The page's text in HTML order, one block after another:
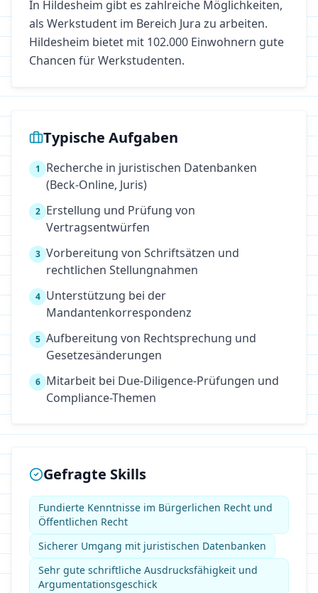
In Hildesheim gibt es zahlreiche Möglichkeiten,
als Werkstudent im Bereich Jura zu arbeiten.
Hildesheim bietet mit 102.000 Einwohnern gute
Chancen für Werkstudenten.
Typische Aufgaben
1
Recherche in juristischen Datenbanken
(Beck-Online, Juris)
2 Erstellung und Prüfung von
Vertragsentwürfen
3 Vorbereitung von Schriftsätzen und
rechtlichen Stellungnahmen
4 Unterstützung bei der
Mandantenkorrespondenz
5 Aufbereitung von Rechtsprechung und
Gesetzesänderungen
6 Mitarbeit bei Due-Diligence-Prüfungen und
Compliance-Themen
Gefragte Skills
Fundierte Kenntnisse im Bürgerlichen Recht und
Öffentlichen Recht
Sicherer Umgang mit juristischen Datenbanken
Sehr gute schriftliche Ausdrucksfähigkeit und
Argumentationsgeschick